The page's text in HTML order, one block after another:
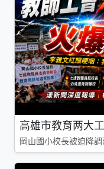
高雄市教育两大
岡山國小校長被迫降